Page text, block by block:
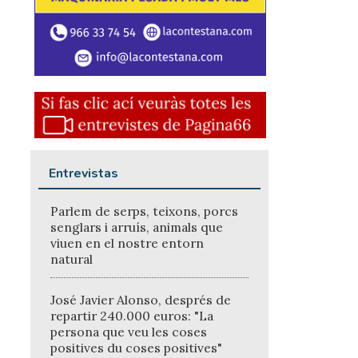
Entrevistas
Parlem de serps, teixons, porcs
senglars i arruís, animals que
viuen en el nostre entorn
natural
José Javier Alonso, després de
repartir 240.000 euros: "La
persona que veu les coses
positives du coses positives"